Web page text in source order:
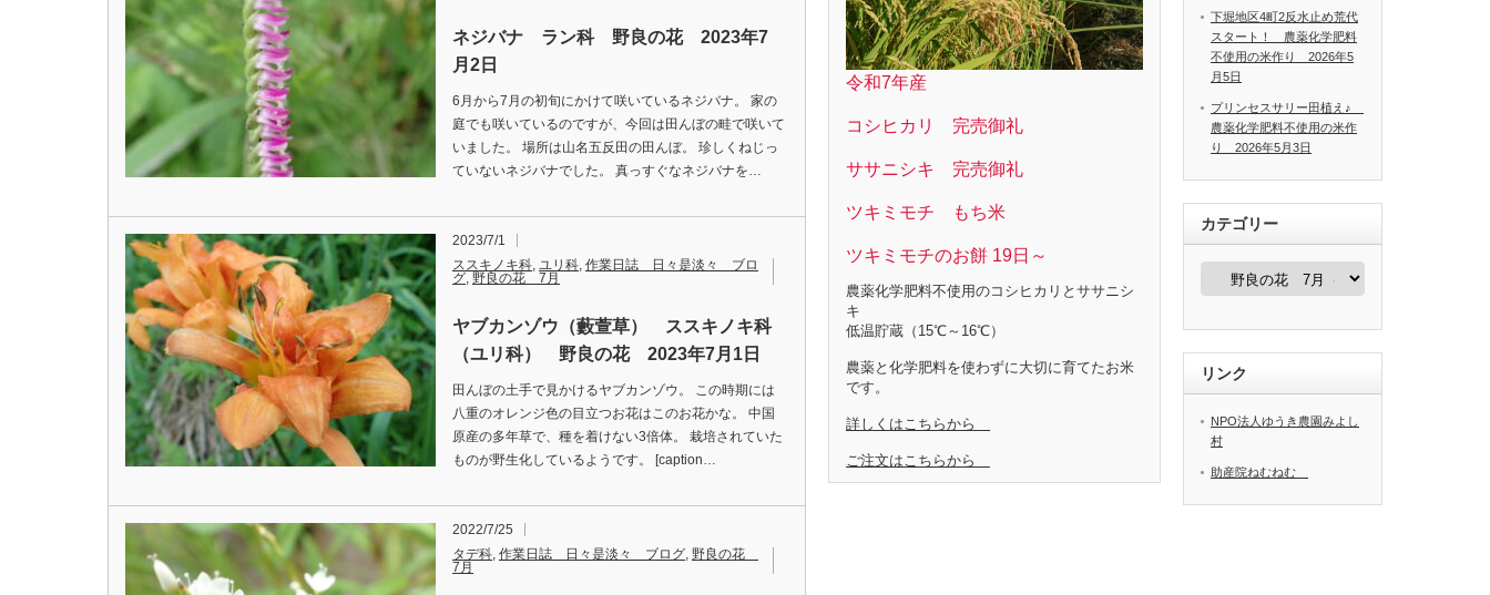
ネジバナ ラン科 野良の花 2023年7
月2日
6月から7月の初旬にかけて咲いているネジバナ。 家の
庭でも咲いているのですが、今回は田んぼの畦で咲いて
いました。 場所は山名五反田の田んぼ。 珍しくねじっ
ていないネジバナでした。 真っすぐなネジバナを…
2023/7/1
ススキノキ科, ユリ科, 作業日誌 日々是淡々 ブロ
グ, 野良の花 7月
ヤブカンゾウ（藪萱草） ススキノキ科
（ユリ科） 野良の花 2023年7月1日
田んぼの土手で見かけるヤブカンゾウ。 この時期には
八重のオレンジ色の目立つお花はこのお花かな。 中国
原産の多年草で、種を着けない3倍体。 栽培されていた
ものが野生化しているようです。 [caption…
2022/7/25
タデ科, 作業日誌 日々是淡々 ブログ, 野良の花
7月
令和7年産
コシヒカリ 完売御礼
ササニシキ 完売御礼
ツキミモチ もち米
ツキミモチのお餅 19日～
農薬化学肥料不使用のコシヒカリとササニシ
キ
低温貯蔵（15℃～16℃）
農薬と化学肥料を使わずに大切に育てたお米
です。
詳しくはこちらから
ご注文はこちらから
下堀地区4町2反水止め荒代
スタート！ 農薬化学肥料
不使用の米作り 2026年5
月5日
プリンセスサリー田植え♪
農薬化学肥料不使用の米作
り 2026年5月3日
カテゴリー
カ
ー
リンク
NPO法人ゆうき農園みよし
村
助産院ねむねむ